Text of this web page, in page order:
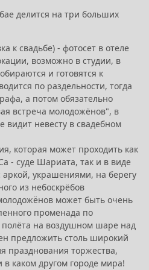
делится на три больших
к свадьбе) - фотосет в отеле
возможно в студии, в
и готовятся к
по раздельности, тогда
а потом обязательно
встреча молодожёнов", в
видит невесту в свадебном
которая может проходить как
- суде Шариата, так и в виде
украшениями, на берегу
из небоскрёбов
может быть очень
променада по
на воздушном шаре над
предложить столь широкий
празднования торжества,
в каком другом городе мира!